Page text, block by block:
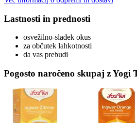
Lastnosti in prednosti
osvežilno-sladek okus
za občutek lahkotnosti
da vas prebudi
Pogosto naročeno skupaj z